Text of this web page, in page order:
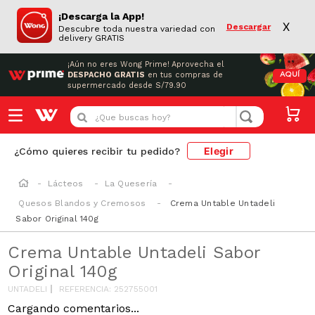
¡Descarga la App!
Descubre toda nuestra variedad con
delivery GRATIS
Descargar X
¡Aún no eres Wong Prime! Aprovecha el
DESPACHO GRATIS en tus compras de
supermercado desde S/79.90
AQUÍ
¿Que buscas hoy?
¿Cómo quieres recibir tu pedido? Elegir
Lácteos
La Quesería
Quesos Blandos y Cremosos
Crema Untable Untadeli
Sabor Original 140g
Crema Untable Untadeli Sabor
Original 140g
UNTADELI REFERENCIA: 252755001